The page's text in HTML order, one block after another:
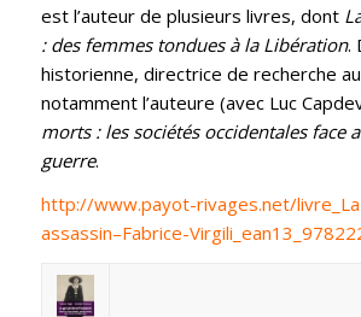
est l’auteur de plusieurs livres, dont
: des femmes tondues à la Libération.
historienne, directrice de recherche
notamment l’auteure (avec Luc
morts : les sociétés occidentales face
guerre.
http://www.payot-rivages.net/
assassin–Fabrice-